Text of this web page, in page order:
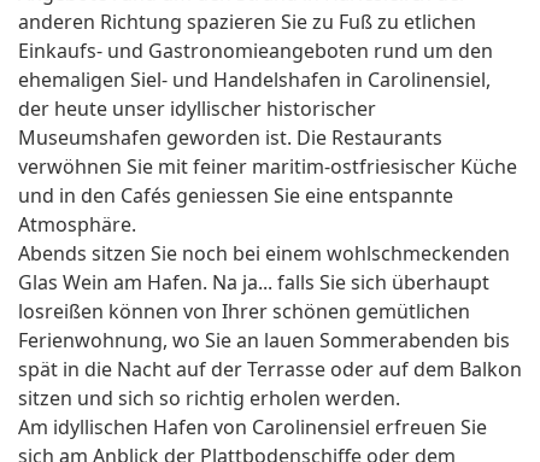
anderen Richtung spazieren Sie zu Fuß zu etlichen
Einkaufs- und Gastronomieangeboten rund um den
ehemaligen Siel- und Handelshafen in Carolinensiel,
der heute unser idyllischer historischer
Museumshafen geworden ist. Die Restaurants
verwöhnen Sie mit feiner maritim-ostfriesischer Küche
und in den Cafés geniessen Sie eine entspannte
Atmosphäre.
Abends sitzen Sie noch bei einem wohlschmeckenden
Glas Wein am Hafen. Na ja... falls Sie sich überhaupt
losreißen können von Ihrer schönen gemütlichen
Ferienwohnung, wo Sie an lauen Sommerabenden bis
spät in die Nacht auf der Terrasse oder auf dem Balkon
sitzen und sich so richtig erholen werden.
Am idyllischen Hafen von Carolinensiel erfreuen Sie
sich am Anblick der Plattbodenschiffe oder dem